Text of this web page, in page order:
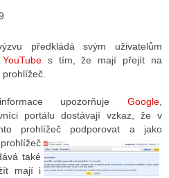
předkládá svým uživatelům
YouTubes tím, že mají přejít na
upozorňuje Google
portálu dostávají vzkaz, že v
prohlížeč podporovat a jako
rohlížeč
také
mají i